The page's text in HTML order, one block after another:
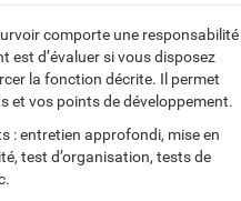
comporte une responsabilité
est d’évaluer si vous disposez
la fonction décrite. Il permet
et vos points de développement.
: entretien approfondi, mise en
test d’organisation, tests de